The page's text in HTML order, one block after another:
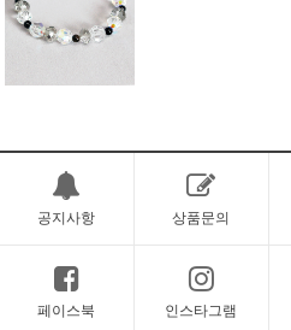
공지사항 상품문의
페이스북 인스타그램